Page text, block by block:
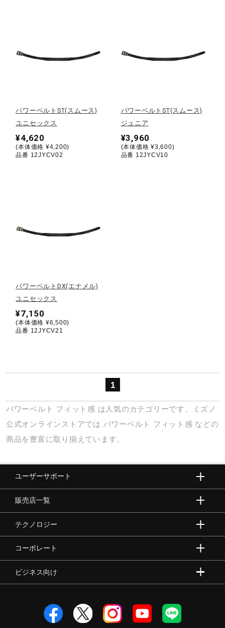
ウィンタースポーツ
ワーキング
ライフスタイルグッズ
寝具／ミズノスリープ
健康／エクササイズ
メディカル
コラボ／ライセンス
セール
パワーベルトST(スムース)
ユニセックス
¥4,620
(本体価格 ¥4,200)
品番 12JYCV02
パワーベルトST(スムース)
ジュニア
¥3,960
(本体価格 ¥3,600)
品番 12JYCV10
パワーベルトDX(エナメル)
ユニセックス
¥7,150
(本体価格 ¥6,500)
品番 12JYCV21
1
パワーベルト フィット感 は人気のカテゴリーです。ミズノ
公式オンラインストアでは パワーベルト フィット感 などの
商品を豊富に取り揃えています。
ユーザーサポート
販売店一覧
テクノロジー
コーポレート
ビジネス向け